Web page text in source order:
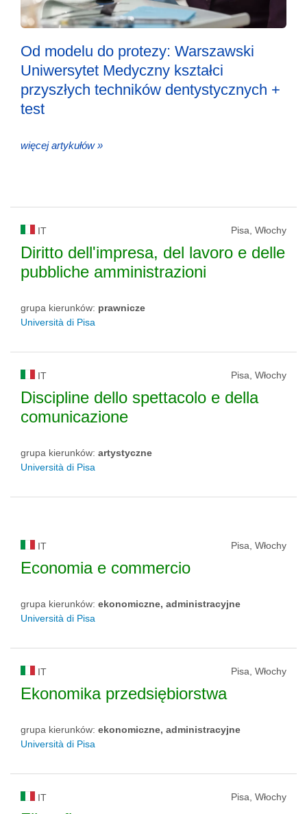
Od modelu do protezy: Warszawski
Uniwersytet Medyczny kształci
przyszłych techników dentystycznych +
test
więcej artykułów »
IT Pisa, Włochy
Diritto dell'impresa, del lavoro e delle
pubbliche amministrazioni
grupa kierunków: prawnicze
Università di Pisa
IT Pisa, Włochy
Discipline dello spettacolo e della
comunicazione
grupa kierunków: artystyczne
Università di Pisa
IT Pisa, Włochy
Economia e commercio
grupa kierunków: ekonomiczne, administracyjne
Università di Pisa
IT Pisa, Włochy
Ekonomika przedsiębiorstwa
grupa kierunków: ekonomiczne, administracyjne
Università di Pisa
IT Pisa, Włochy